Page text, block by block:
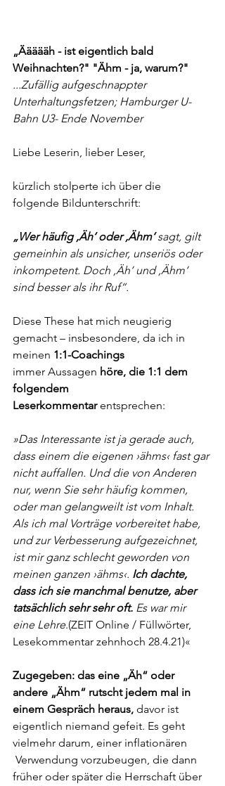
„Äääääh - ist eigentlich bald
Weihnachten?" "Ähm - ja, warum?"
...Zufällig aufgeschnappter
Unterhaltungsfetzen; Hamburger U-
Bahn U3- Ende November
Liebe Leserin, lieber Leser,
kürzlich stolperte ich über die
folgende Bildunterschrift:
„Wer häufig ,Äh‘ oder ,Ähm‘ sagt, gilt
gemeinhin als unsicher, unseriös oder
inkompetent. Doch ,Äh‘ und ,Ähm‘
sind besser als ihr Ruf“.
Diese These hat mich neugierig
gemacht – insbesondere, da ich in
meinen 1:1-Coachings
immer Aussagen höre, die 1:1 dem
folgendem
Leserkommentar entsprechen:
»Das Interessante ist ja gerade auch,
dass einem die eigenen ›ähms‹ fast gar
nicht auffallen. Und die von Anderen
nur, wenn Sie sehr häufig kommen,
oder man gelangweilt ist vom Inhalt.
Als ich mal Vorträge vorbereitet habe,
und zur Verbesserung aufgezeichnet,
ist mir ganz schlecht geworden von
meinen ganzen ›ähms‹. Ich dachte,
dass ich sie manchmal benutze, aber
tatsächlich sehr sehr oft. Es war mir
eine Lehre.(ZEIT Online / Füllwörter,
Lesekommentar zehnhoch 28.4.21)«
Zugegeben: das eine „Äh“ oder
andere „Ähm“ rutscht jedem mal in
einem Gespräch heraus, davor ist
eigentlich niemand gefeit. Es geht
vielmehr darum, einer inflationären
Verwendung vorzubeugen, die dann
früher oder später die Herrschaft über